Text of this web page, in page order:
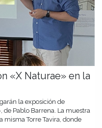
«X Naturae» en la
la exposición de
de Pablo Barrena. La muestra
misma Torre Tavira, donde